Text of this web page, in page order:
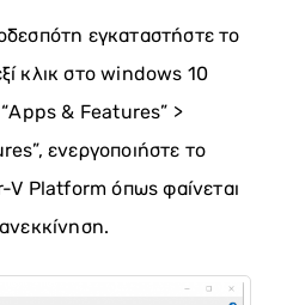
εγκαταστήστε το
κλικ στο windows 10
& Features” >
ενεργοποιήστε το
V Platform όπως φαίνεται